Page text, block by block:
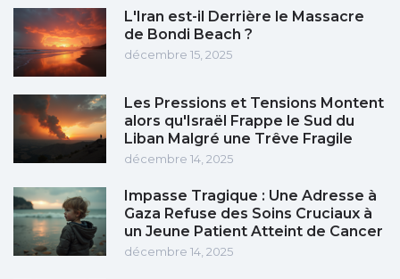
L'Iran est-il Derrière le Massacre
de Bondi Beach ?
décembre 15, 2025
Les Pressions et Tensions Montent
alors qu'Israël Frappe le Sud du
Liban Malgré une Trêve Fragile
décembre 14, 2025
Impasse Tragique : Une Adresse à
Gaza Refuse des Soins Cruciaux à
un Jeune Patient Atteint de Cancer
décembre 14, 2025